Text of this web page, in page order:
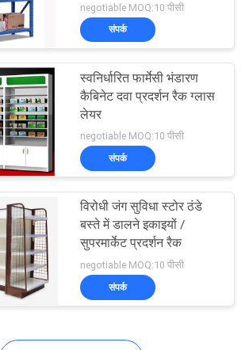
प्रदर्शन अलमारियों
सामग्री प्रदर्शन
negotiable MOQ:10 पीसी
संपर्क
स्वनिर्धारित फार्मेसी भंडारण
कैबिनेट दवा प्रदर्शन रैक ग्लास
लेयर
negotiable MOQ:10 पीसी
संपर्क
विरोधी जंग सुविधा स्टोर ठंडे
बस्ते में डालने इकाइयों /
सुपरमार्केट प्रदर्शन रैक
negotiable MOQ:10 पीसी
संपर्क